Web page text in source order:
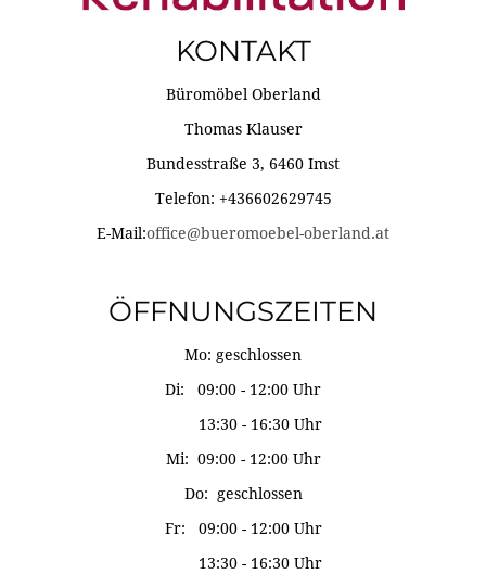
KONTAKT
Büromöbel Oberland
Thomas Klauser
Bundesstraße 3, 6460 Imst
Telefon: +436602629745
E-Mail:office@bueromoebel-oberland.at
ÖFFNUNGSZEITEN
Mo: geschlossen
Di: 09:00 - 12:00 Uhr
13:30 - 16:30 Uhr
Mi: 09:00 - 12:00 Uhr
Do: geschlossen
Fr: 09:00 - 12:00 Uhr
13:30 - 16:30 Uhr